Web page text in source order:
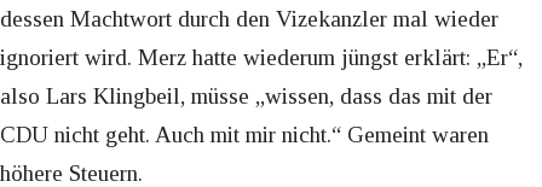
dessen Machtwort durch den Vizekanzler mal wieder
ignoriert wird. Merz hatte wiederum jüngst erklärt: „Er“,
also Lars Klingbeil, müsse „wissen, dass das mit der
CDU nicht geht. Auch mit mir nicht.“ Gemeint waren
höhere Steuern.